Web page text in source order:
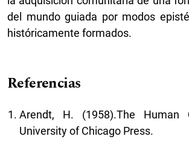
del mundo guiada por modos
históricamente formados.
Referencias
Arendt, H. (1958).The Human
University of Chicago Press.